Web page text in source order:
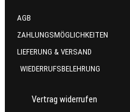
AGB
ZAHLUNGSMÖGLICHKEITEN
LIEFERUNG & VERSAND
WIEDERRUFSBELEHRUNG
Vertrag widerrufen